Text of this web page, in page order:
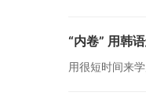
“内卷” 用韩
用很短时间来